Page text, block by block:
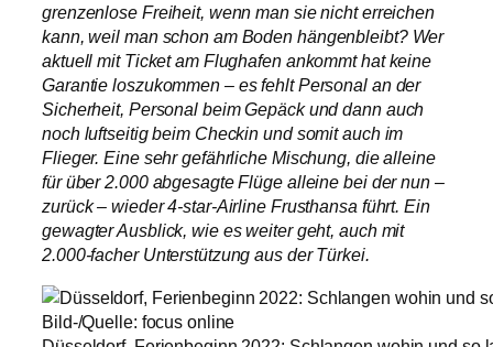
grenzenlose Freiheit, wenn man sie nicht erreichen
kann, weil man schon am Boden hängenbleibt? Wer
aktuell mit Ticket am Flughafen ankommt hat keine
Garantie loszukommen – es fehlt Personal an der
Sicherheit, Personal beim Gepäck und dann auch
noch luftseitig beim Checkin und somit auch im
Flieger. Eine sehr gefährliche Mischung, die alleine
für über 2.000 abgesagte Flüge alleine bei der nun –
zurück – wieder 4-star-Airline Frusthansa führt. Ein
gewagter Ausblick, wie es weiter geht, auch mit
2.000-facher Unterstützung aus der Türkei.